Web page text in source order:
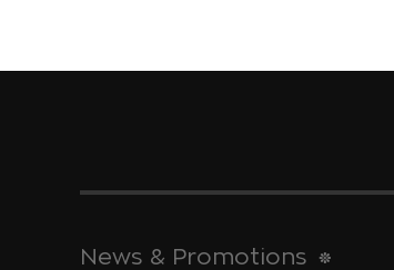
News & Promotions